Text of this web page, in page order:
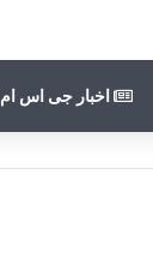
اخبار جی اس ام